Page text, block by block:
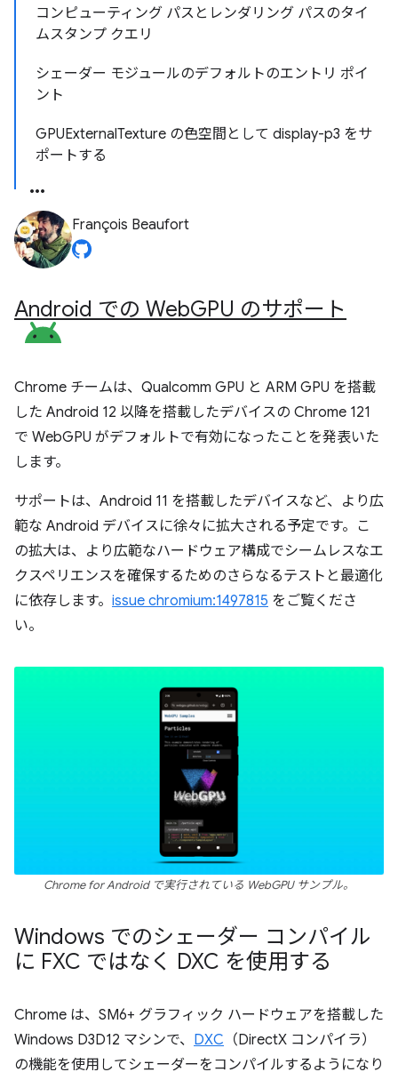
コンピューティング パスとレンダリング パスのタイ
ムスタンプ クエリ
シェーダー モジュールのデフォルトのエントリ ポイ
ント
GPUExternalTexture の色空間として display-p3 をサ
ポートする
François Beaufort
Android での WebGPU のサポート
Chrome チームは、Qualcomm GPU と ARM GPU を搭載
した Android 12 以降を搭載したデバイスの Chrome 121
で WebGPU がデフォルトで有効になったことを発表いた
します。
サポートは、Android 11 を搭載したデバイスなど、より広
範な Android デバイスに徐々に拡大される予定です。こ
の拡大は、より広範なハードウェア構成でシームレスなエ
クスペリエンスを確保するためのさらなるテストと最適化
に依存します。 issue chromium:1497815 をご覧くださ
い。
Chrome for Android で実行されている WebGPU サンプル。
Windows でのシェーダー コンパイル
に FXC ではなく DXC を使用する
Chrome は、SM6+ グラフィック ハードウェアを搭載した
Windows D3D12 マシンで、 DXC （DirectX コンパイラ）
の機能を使用してシェーダーをコンパイルするようになり